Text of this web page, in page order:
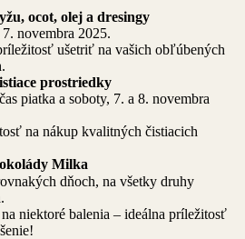
ocot, olej a dresingy
novembra 2025.
ušetriť na vašich obľúbených
prostriedky
piatka a soboty, 7. a 8. novembra
na nákup kvalitných čistiacich
Milka
dňoch, na všetky druhy
na niektoré balenia – ideálna príležitosť